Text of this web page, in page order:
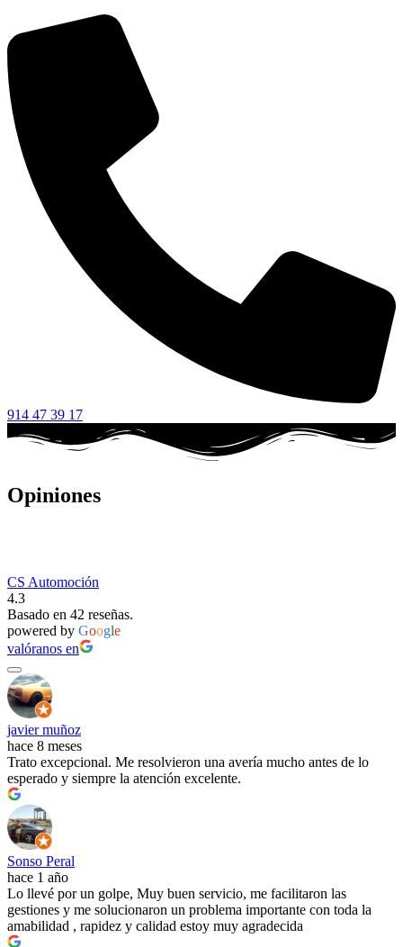
914 47 39 17
Opiniones
CS Automoción
4.3
Basado en 42 reseñas.
powered by Google
valóranos en
javier muñoz
hace 8 meses
Trato excepcional. Me resolvieron una avería mucho antes de lo
esperado y siempre la atención excelente.
Sonso Peral
hace 1 año
Lo llevé por un golpe, Muy buen servicio, me facilitaron las
gestiones y me solucionaron un problema importante con toda la
amabilidad , rapidez y calidad estoy muy agradecida